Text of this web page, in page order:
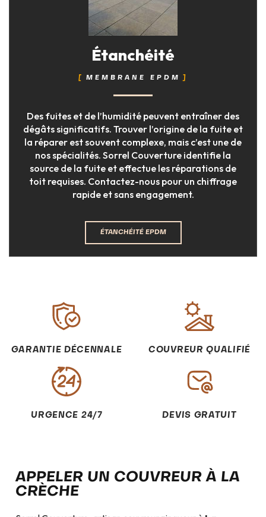
Étanchéité
MEMBRANE EPDM
Des fuites et de l’humidité peuvent entraîner des
dégâts significatifs. Trouver l’origine de la fuite et
la réparer est souvent complexe, mais c’est une de
nos spécialités. Sorrel Couverture identifie la
source de la fuite et effectue les réparations de
toit requises. Contactez-nous pour un chiffrage
rapide et sans engagement.
ÉTANCHÉITÉ EPDM
GARANTIE DÉCENNALE COUVREUR QUALIFIÉ
URGENCE 24/7 DEVIS GRATUIT
APPELER UN COUVREUR À LA
CRÈCHE